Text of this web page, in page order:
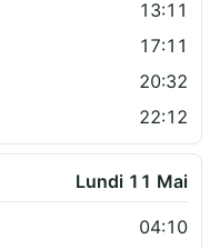
13:11
17:11
20:32
22:12
Lundi 11 Mai
04:10